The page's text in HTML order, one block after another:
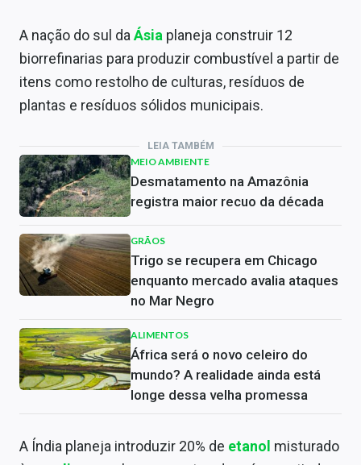
A nação do sul daÁsia planeja construir 12
biorrefinarias para produzir combustível a partir de
itens como restolho de culturas, resíduos de
plantas e resíduos sólidos municipais.
LEIA TAMBÉM
MEIO AMBIENTE
Desmatamento na Amazônia
registra maior recuo da década
GRÃOS
Trigo se recupera em Chicago
enquanto mercado avalia ataques
no Mar Negro
ALIMENTOS
África será o novo celeiro do
mundo? A realidade ainda está
longe dessa velha promessa
A Índia planeja introduzir 20% de etanol misturado